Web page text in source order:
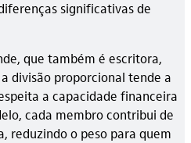
significativas de
que também é escritora,
divisão proporcional tende a
a capacidade financeira
cada membro contribui de
reduzindo o peso para quem